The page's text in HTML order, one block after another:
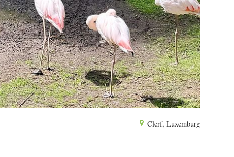
Clerf, Luxemburg